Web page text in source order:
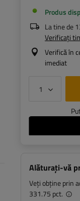
Produs
La tine de
Verificați
Verifică în
imediat
Alăturați-vă
Veți obține prin
331.75 pct.